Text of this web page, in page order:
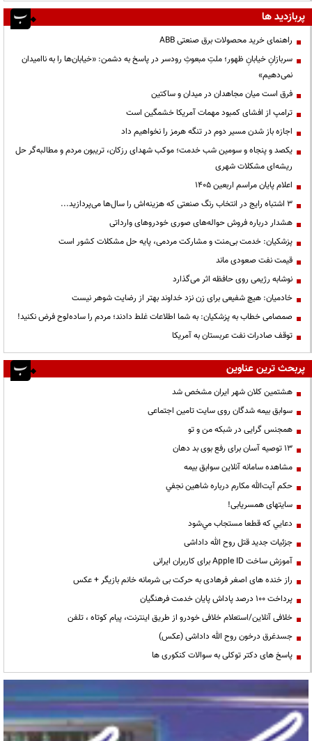
پربازدید ها
راهنمای خرید محصولات برق صنعتی ABB
سربازانِ خیابانِ ظهور؛ ملتِ مبعوثِ رودسر در پاسخ به دشمن: «خیابان‌ها را به ناامیدان
نمی‌دهیم»
فرق است میان مجاهدان در میدان و ساکتین
ترامپ از افشای کمبود مهمات آمریکا خشمگین است
اجازه باز شدن مسیر دوم در تنگه هرمز را نخواهیم داد
یکصد و پنجاه و سومین شب خدمت؛ موکب شهدای رزکان، تریبون مردم و مطالبه‌گر حل
ریشه‌ای مشکلات شهری
اعلام پایان مراسم اربعین ۱۴۰۵
3 اشتباه رایج در انتخاب رنگ صنعتی که هزینه‌اش را سال‌ها می‌پردازید...
هشدار درباره فروش حواله‌های صوری خودروهای وارداتی
پزشکیان: خدمت بی‌منت و مشارکت مردمی، پایه حل مشکلات کشور است
قیمت نفت صعودی ماند
نوشابه رژیمی روی حافظه اثر می‌گذارد
خادمیان: هیچ شفیعی برای زن نزد خداوند بهتر از رضایت شوهر نیست
صمصامی خطاب به پزشکیان: به شما اطلاعات غلط دادند؛ مردم را ساده‌لوح فرض نکنید!
توقف صادرات نفت عربستان به آمریکا
پربحث ترین عناوین
هشتمین کلان شهر ایران مشخص شد
سوابق بیمه شدگان روی سایت تامین اجتماعی
همجنس گرایی در شبکه من و تو
13 توصیه آسان برای رفع بوی بد دهان
مشاهده سامانه آنلاين سوابق بیمه
حكم آيت‌الله مكارم درباره شاهين نجفي
سایتهای همسریابی!
دعايي كه قطعا مستجاب مي‌شود
جزئیات جدید قتل روح الله داداشی
آموزش ساخت Apple ID برای کاربران ایرانی
راز خنده های اصغر فرهادی به حرکت بی شرمانه خانم بازیگر + عکس
پرداخت ۱۰۰ درصد پاداش پایان خدمت فرهنگیان
خلافی آنلاین/استعلام خلافی خودرو از طریق اینترنت، پیام کوتاه ، تلفن
جسدغرق درخون روح الله داداشی (عکس)
پاسخ های دکتر توکلی به سوالات کنکوری ها